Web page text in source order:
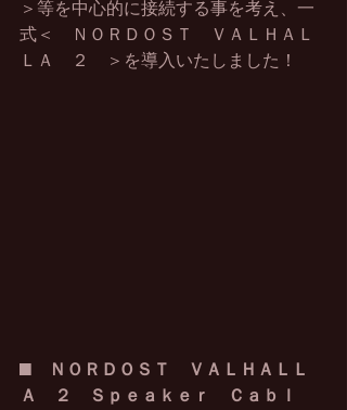
＞等を中心的に接続する事を考え、一
式＜　ＮＯＲＤＯＳＴ　ＶＡＬＨＡＬ
ＬＡ　２　＞を導入いたしました！
■
ＮＯＲＤＯＳＴ　ＶＡＬＨＡＬＬ
Ａ　２　Ｓｐｅａｋｅｒ　Ｃａｂｌ